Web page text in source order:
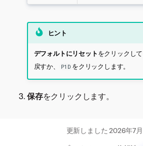
ヒント
デフォルトにリセットをクリックし
戻すか、
P1D をクリックします。
保存をクリックします。
更新しました2026年7